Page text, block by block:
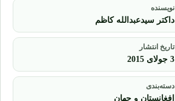
نویسنده
داکتر سیدعبدالله کاظم
تاریخ انتشار
3 جولای 2015
دسته‌بندی
افغانستان و جهان